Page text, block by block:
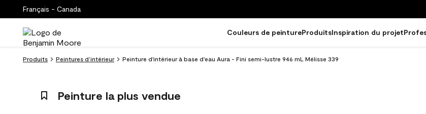
Français - Canada
Couleurs de peintureProduitsInspiration du projet
Produits Peintures d’intérieur Peinture d'intérieur à base d'eau Aura - Fini semi-lustre 946 mL Mélisse 339
Peinture la plus vendue